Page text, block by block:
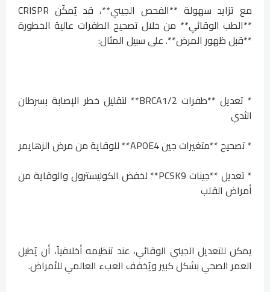
مع تزايد سهولة **الفحص الجيني**، قد يُمكّن CRISPR
**الطب الوقائي** من خلال تصحيح الطفرات عالية الخطورة
**قبل ظهور المرض**. على سبيل المثال:
* تعديل **طفرات BRCA1/2** لتقليل خطر الإصابة بسرطان
الثدي
* تصحيح **متغيرات جين APOE4** للوقاية من مرض الزهايمر
* تعديل **جينات PCSK9** لخفض الكوليسترول والوقاية من
أمراض القلب
يمكن للتعديل الجيني الوقائي، عند تنظيمه أخلاقياً، أن يُطيل
العمر الصحي بشكل كبير ويُخفف العبء العالمي للأمراض.